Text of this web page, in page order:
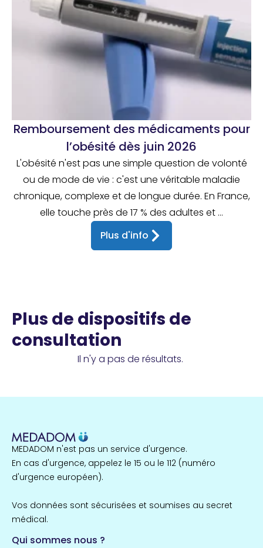
Remboursement des médicaments pour
l’obésité dès juin 2026
L'obésité n'est pas une simple question de volonté
ou de mode de vie : c'est une véritable maladie
chronique, complexe et de longue durée. En France,
elle touche près de 17 % des adultes et ...
Plus d'info
Plus de dispositifs de
consultation
Il n'y a pas de résultats.
MEDADOM n'est pas un service d'urgence.
En cas d'urgence, appelez le 15 ou le 112 (numéro
d'urgence européen).
Vos données sont sécurisées et soumises au secret
médical.
Qui sommes nous ?